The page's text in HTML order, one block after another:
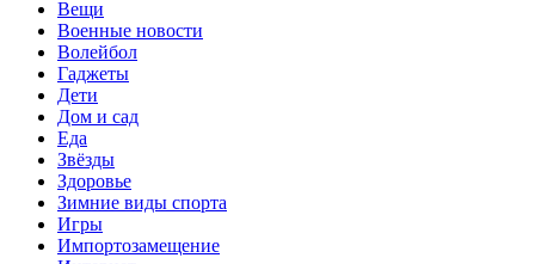
Вещи
Военные новости
Волейбол
Гаджеты
Дети
Дом и сад
Еда
Звёзды
Здоровье
Зимние виды спорта
Игры
Импортозамещение